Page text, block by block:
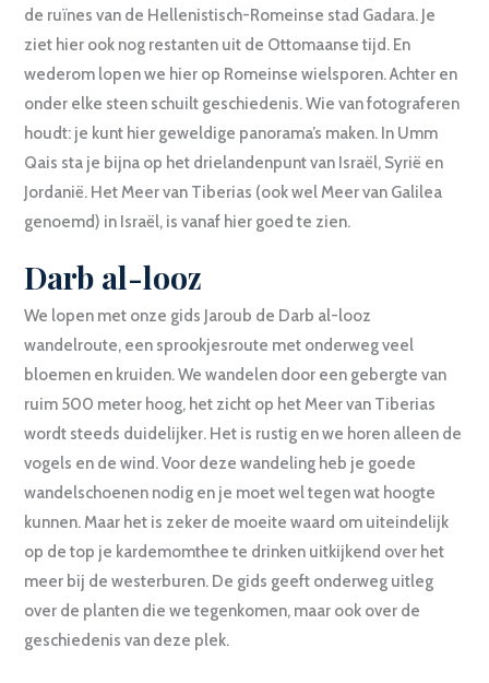
de ruïnes van de Hellenistisch-Romeinse stad Gadara. Je
ziet hier ook nog restanten uit de Ottomaanse tijd. En
wederom lopen we hier op Romeinse wielsporen. Achter en
onder elke steen schuilt geschiedenis. Wie van fotograferen
houdt: je kunt hier geweldige panorama’s maken. In Umm
Qais sta je bijna op het drielandenpunt van Israël, Syrië en
Jordanië. Het Meer van Tiberias (ook wel Meer van Galilea
genoemd) in Israël, is vanaf hier goed te zien.
Darb al-looz
We lopen met onze gids Jaroub de Darb al-looz
wandelroute, een sprookjesroute met onderweg veel
bloemen en kruiden. We wandelen door een gebergte van
ruim 500 meter hoog, het zicht op het Meer van Tiberias
wordt steeds duidelijker. Het is rustig en we horen alleen de
vogels en de wind. Voor deze wandeling heb je goede
wandelschoenen nodig en je moet wel tegen wat hoogte
kunnen. Maar het is zeker de moeite waard om uiteindelijk
op de top je kardemomthee te drinken uitkijkend over het
meer bij de westerburen. De gids geeft onderweg uitleg
over de planten die we tegenkomen, maar ook over de
geschiedenis van deze plek.